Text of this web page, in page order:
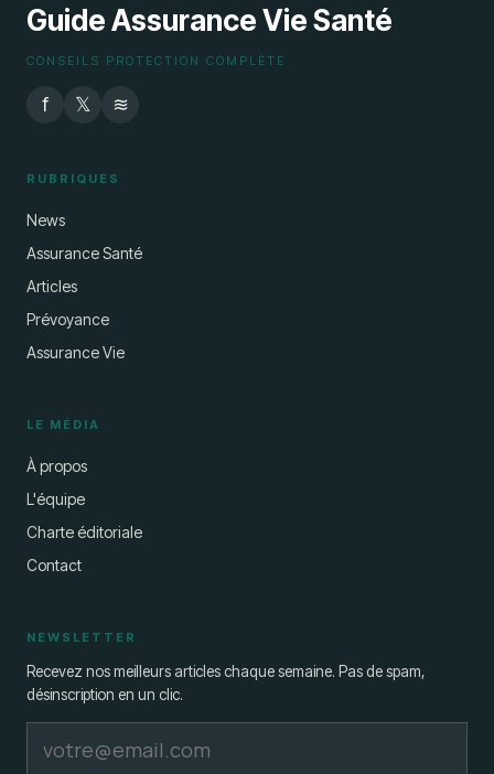
Guide Assurance Vie Santé
CONSEILS PROTECTION COMPLÈTE
f 𝕏 ≋
RUBRIQUES
News
Assurance Santé
Articles
Prévoyance
Assurance Vie
LE MÉDIA
À propos
L'équipe
Charte éditoriale
Contact
NEWSLETTER
Recevez nos meilleurs articles chaque semaine. Pas de spam,
désinscription en un clic.